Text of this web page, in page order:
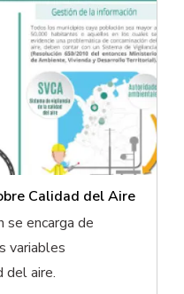
Calidad del Aire
se encarga de
variables
del aire.